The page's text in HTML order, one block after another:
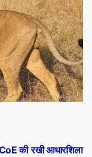
की रखी आधारशिला